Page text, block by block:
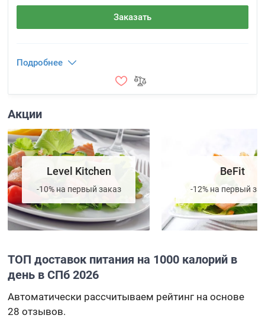
Заказать
Подробнее
Акции
Level Kitchen
-10% на первый заказ
BeFit
-12% на первый
ТОП доставок питания на 1000 калорий в
день в СПб 2026
Автоматически рассчитываем рейтинг на основе
28 отзывов.